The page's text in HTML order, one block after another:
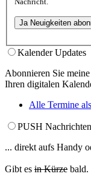
Kalender Updates
Abonnieren Sie
Ihren digitalen
Alle Termine
PUSH Nachrichten
... direkt aufs Handy
Gibt es in Kürze bald.